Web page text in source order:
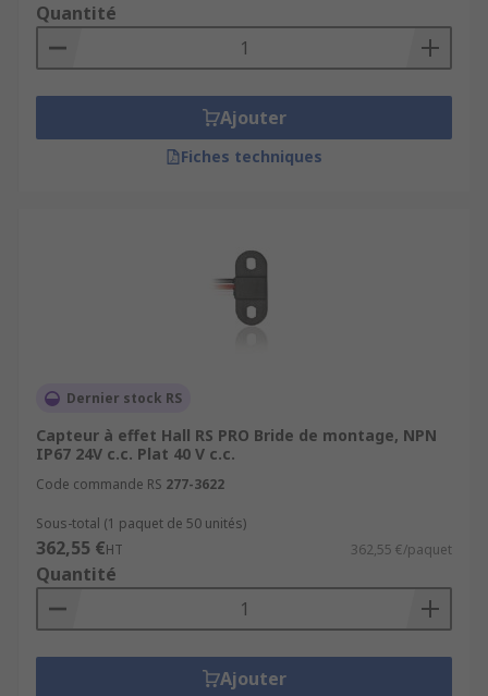
Quantité
Ajouter
Fiches techniques
Dernier stock RS
Capteur à effet Hall RS PRO Bride de montage, NPN
IP67 24V c.c. Plat 40 V c.c.
Code commande RS 277-3622
Sous-total (1 paquet de 50 unités)
362,55 €HT 362,55 €/paquet
Quantité
Ajouter